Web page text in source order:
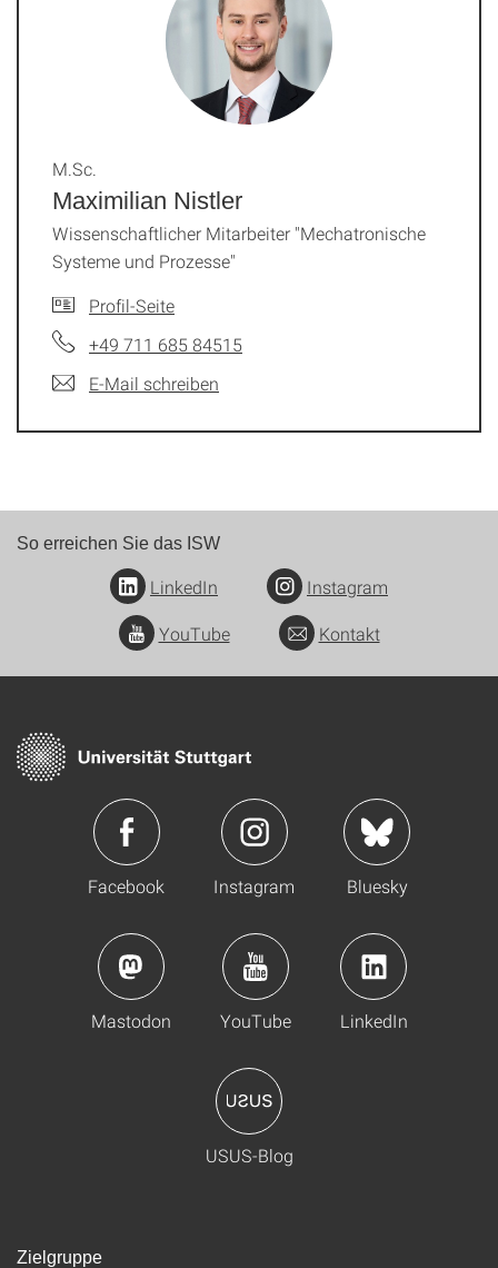
Maximilian Nistler
M.Sc.
Wissenschaftlicher Mitarbeiter "Mechatronische
Systeme und Prozesse"
Profil-Seite
+49 711 685 84515
E-Mail schreiben
So erreichen Sie das ISW
LinkedIn
Instagram
YouTube
Kontakt
Facebook Instagram Bluesky
Mastodon YouTube LinkedIn
USUS-Blog
Zielgruppe